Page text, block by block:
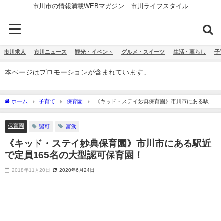
市川市の情報満載WEBマガジン 市川ライフスタイル
市川求人 市川ニュース 観光・イベント グルメ・スイーツ 生活・暮らし 子
本ページはプロモーションが含まれています。
ホーム 子育て 保育園
《キッド・ステイ妙典保育園》市川市にある駅近
で定員165名の大型認可保育園！
保育園 認可 富浜
《キッド・ステイ妙典保育園》市川市にある駅近
で定員165名の大型認可保育園！
2018年11月20日 2020年6月24日